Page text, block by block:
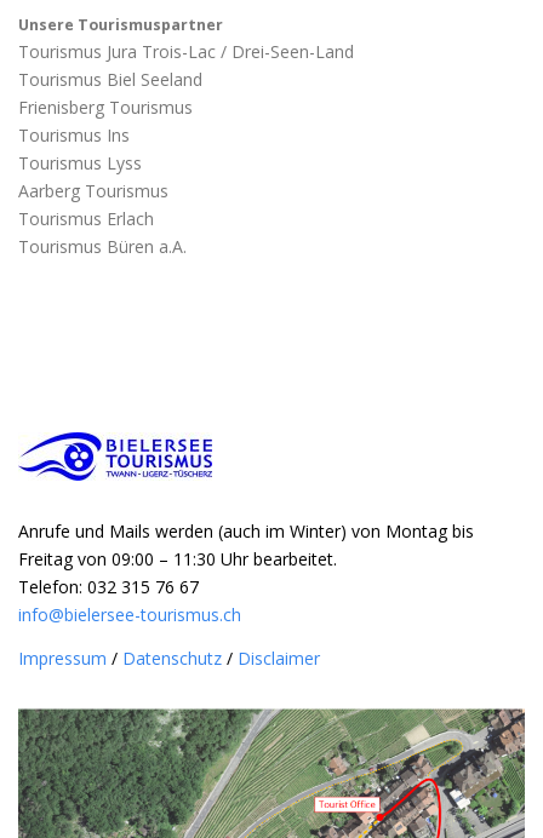
Unsere Tourismuspartner
Tourismus Jura Trois-Lac / Drei-Seen-Land
Tourismus Biel Seeland
Frienisberg Tourismus
Tourismus Ins
Tourismus Lyss
Aarberg Tourismus
Tourismus Erlach
Tourismus Büren a.A.
Anrufe und Mails werden (auch im Winter) von Montag bis
Freitag von 09:00 – 11:30 Uhr bearbeitet.
Telefon: 032 315 76 67
info@bielersee-tourismus.ch
Impressum / Datenschutz / Disclaimer